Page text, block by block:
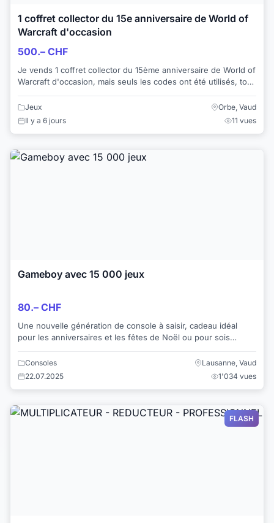
1 coffret collector du 15e anniversaire de World of
Warcraft d'occasion
500.– CHF
Je vends 1 coffret collector du 15ème anniversaire de World of
Warcraft d'occasion, mais seuls les codes ont été utilisés, tout
Jeux
Orbe, Vaud
Il y a 6 jours
11 vues
Gameboy avec 15 000 jeux
80.– CHF
Une nouvelle génération de console à saisir, cadeau idéal
pour les anniversaires et les fêtes de Noël ou pour sois
Consoles
Lausanne, Vaud
22.07.2025
1'034 vues
FLASH